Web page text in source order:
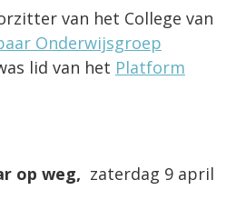
van het College van
Onderwijsgroep
lid van het Platform
op weg, zaterdag 9 april